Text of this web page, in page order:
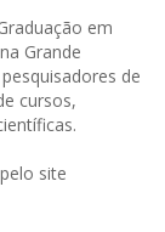
em
Grande
de
cursos,
site